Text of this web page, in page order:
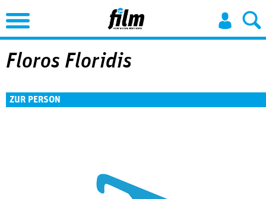
Jump to Navigation
Floros Floridis
ZUR PERSON